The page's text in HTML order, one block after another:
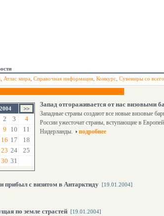
Атлас мира Справочная информация Конкурс Сувениры со
2 3
4
9 10
11
16 17
18
23 24
25
30 31
Запад отгораживается от нас визовыми
Западные страны создают все новые визовые
России ужесточат страны, вступающие в
Нидерланды.
подробнее
прибыл с визитом в Антарктиду [19.01.2004]
по земле страстей [19.01.2004]